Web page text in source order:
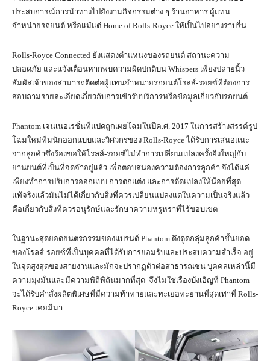
ประสบการณ์การนำทางไปยังงานกิจกรรมต่าง ๆ ร้านอาหาร ผู้แทน
จำหน่ายรถยนต์ หรือแม้แต่ Home of Rolls-Royce ให้เป็นไปอย่างราบรื่น
Rolls-Royce Connected ยังแสดงตำแหน่งของรถยนต์ สถานะความ
ปลอดภัย และแจ้งเตือนหากพบความผิดปกติบน Whispers เพียงปลายนิ้ว
สัมผัสเจ้าของสามารถติดต่อผู้แทนจำหน่ายรถยนต์โรลส์-รอยซ์ที่ต้องการ
สอบถามรายละเอียดเกี่ยวกับการเข้ารับบริการหรือข้อมูลเกี่ยวกับรถยนต์
Phantom เจนเนอเรชั่นที่แปดถูกเผยโฉมในปีค.ศ. 2017 ในการสร้างสรรค์รูป
โฉมใหม่ทีมนักออกแบบและวิศวกรของ Rolls-Royce ได้รับการเสนอแนะ
จากลูกค้าซึ่งร้องขอให้โรลส์-รอยซ์ไม่ทำการเปลี่ยนแปลงครั้งยิ่งใหญ่กับ
ยานยนต์ที่เป็นที่จดจำอยู่แล้ว เพื่อตอบสนองความต้องการลูกค้า จึงได้แค่
เพียงทำการปรับการออกแบบ การตกแต่ง และการดัดแปลงให้น้อยที่สุด
แท้จริงแล้วมันไม่ได้เกี่ยวกับสิ่งที่ควรเปลี่ยนแปลงแต่ในความเป็นจริงแล้ว
คือเกี่ยวกับสิ่งที่ควรอนุรักษ์และรักษาความหรูหราที่ไร้ขอบเขต
ในฐานะสุดยอดยนตรกรรมของแบรนด์ Phantom ดึงดูดกลุ่มลูกค้าชั้นยอด
ของโรลส์-รอยซ์ที่เป็นบุคคลที่ได้รับการยอมรับและประสบความสำเร็จ อยู่
ในจุดสูงสุดของสายงานและมักจะปรากฏตัวต่อสาธารณชน บุคคลเหล่านี้มี
ความมุ่งมั่นและมีความพิถีพิถันมากที่สุด จึงไม่ใช่เรื่องบังเอิญที่ Phantom
จะได้รับคำสั่งผลิตพิเศษที่มีความท้าทายและทะเยอทะยานที่สุดเท่าที่ Rolls-
Royce เคยมีมา